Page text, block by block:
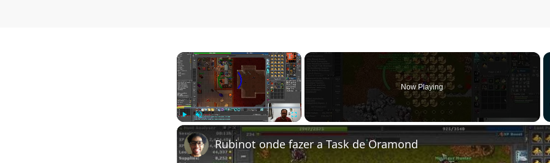
×
Play Unmute Fullscreen
Now Playing
Rubinot onde fazer a Task de Oramond